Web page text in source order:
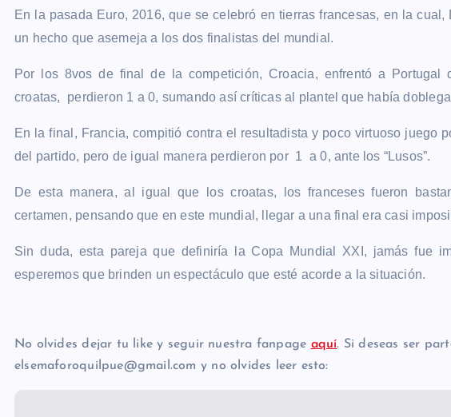
En la pasada Euro, 2016, que se celebró en tierras francesas, en la
un hecho que asemeja a los dos finalistas del mundial.
Por los 8vos de final de la competición, Croacia, enfrentó a Portugal
croatas, perdieron 1 a 0, sumando así críticas al plantel que había
En la final, Francia, compitió contra el resultadista y poco virtuoso juego
del partido, pero de igual manera perdieron por 1 a 0, ante los “Lusos”.
De esta manera, al igual que los croatas, los franceses fueron
certamen, pensando que en este mundial, llegar a una final era casi
Sin duda, esta pareja que definiría la Copa Mundial XXI, jamás fue
esperemos que brinden un espectáculo que esté acorde a la situación.
No olvides dejar tu like y seguir nuestra fanpage aquí. Si deseas ser
elsemaforoquilpue@gmail.com y no olvides leer esto: